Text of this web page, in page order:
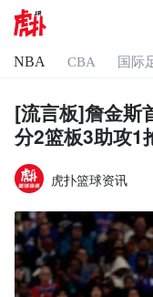
NBA CBA 国际
[流言板]詹金斯
分2篮板3助攻1
虎扑篮球资讯